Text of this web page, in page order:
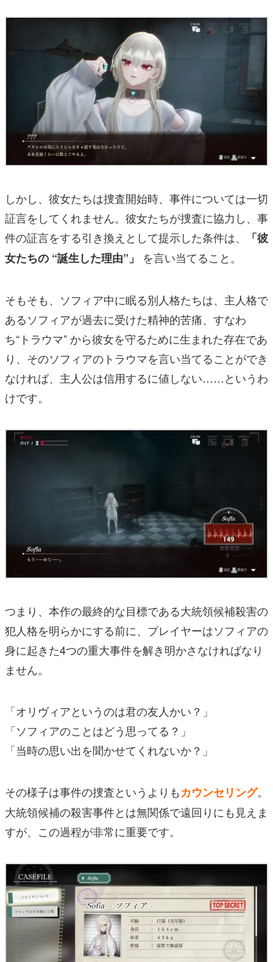
しかし、彼女たちは捜査開始時、事件については一切
証言をしてくれません。彼女たちが捜査に協力し、事
件の証言をする引き換えとして提示した条件は、
「彼
女たちの “誕生した理由”」
を言い当てること。
そもそも、ソフィア中に眠る別人格たちは、主人格で
あるソフィアが過去に受けた精神的苦痛、すなわ
ち“トラウマ” から彼女を守るために生まれた存在であ
り、そのソフィアのトラウマを言い当てることができ
なければ、主人公は信用するに値しない……というわ
けです。
つまり、本作の最終的な目標である大統領候補殺害の
犯人格を明らかにする前に、プレイヤーはソフィアの
身に起きた4つの重大事件を解き明かさなければなり
ません。
「オリヴィアというのは君の友人かい？」
「ソフィアのことはどう思ってる？」
「当時の思い出を聞かせてくれないか？」
その様子は事件の捜査というよりもカウンセリング。
大統領候補の殺害事件とは無関係で遠回りにも見えま
すが、この過程が非常に重要です。